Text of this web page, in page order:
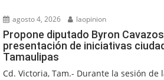
agosto 4, 2026 laopinion
Propone diputado Byron
presentación de iniciativas
Tamaulipas
Cd. Victoria, Tam.- Durante la sesión de